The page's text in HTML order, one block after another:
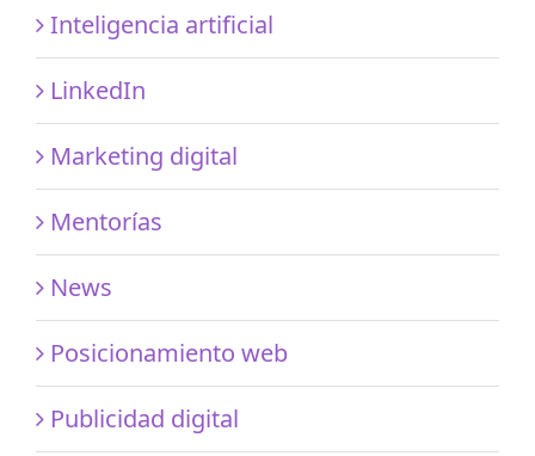
Inteligencia artificial
LinkedIn
Marketing digital
Mentorías
News
Posicionamiento web
Publicidad digital